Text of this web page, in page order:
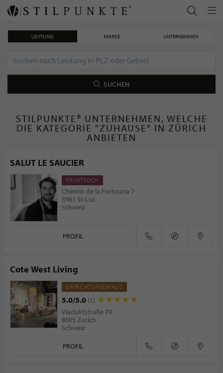
LEISTUNG MARKE UNTERNEHMEN
SUCHEN
STILPUNKTE® UNTERNEHMEN, WELCHE
DIE KATEGORIE "ZUHAUSE" IN ZÜRICH
ANBIETEN
SALUT LE SAUCIER
PRIVATKOCH
Chemin de la Fortouna 7
3961 St-Luc
Schweiz
PROFIL
Cote West Living
EINRICHTUNGSHAUS
5.0/5.0 (1)
Viaduktstraße 79
8005 Zürich
Schweiz
PROFIL